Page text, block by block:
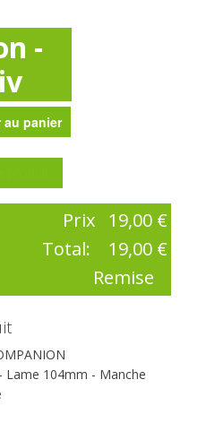
-
Prix 19,00 €
Total:
19,00 €
Remise
Lame 104mm - Manche